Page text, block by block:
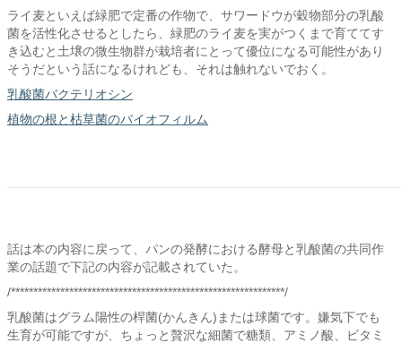
ライ麦といえば緑肥で定番の作物で、サワードウが穀物部分の乳酸
菌を活性化させるとしたら、緑肥のライ麦を実がつくまで育ててす
き込むと土壌の微生物群が栽培者にとって優位になる可能性があり
そうだという話になるけれども、それは触れないでおく。
乳酸菌バクテリオシン
植物の根と枯草菌のバイオフィルム
話は本の内容に戻って、パンの発酵における酵母と乳酸菌の共同作
業の話題で下記の内容が記載されていた。
/*************************************************************/
乳酸菌はグラム陽性の桿菌(かんきん)または球菌です。嫌気下でも
生育が可能ですが、ちょっと贅沢な細菌で糖類、アミノ酸、ビタミ